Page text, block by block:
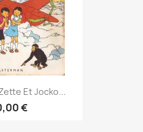
Et Jocko...
€